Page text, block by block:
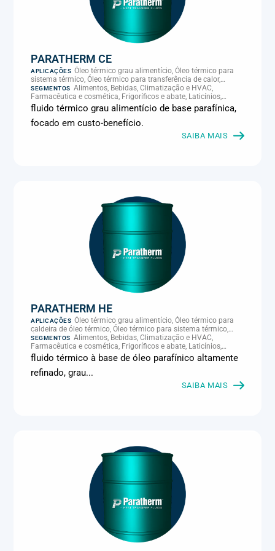
PARATHERM CE
APLICAÇÕES Óleo térmico grau alimentício, Óleo térmico para
sistema térmico, Óleo térmico para transferência de calor,
Transferência térmica
SEGMENTOS Alimentos, Bebidas, Climatização e HVAC,
Farmacêutica e cosmética, Frigoríficos e abate, Laticínios,
Panificação, Plásticos e borracha, Química e petroquímica,
Supermercados e refrigeração comercial
fluido térmico grau alimentício de base parafínica,
focado em custo-benefício.
SAIBA MAIS
PARATHERM HE
APLICAÇÕES Óleo térmico grau alimentício, Óleo térmico para
caldeira de óleo térmico, Óleo térmico para sistema térmico,
Óleo térmico para transferência de calor, Transferência térmica
SEGMENTOS Alimentos, Bebidas, Climatização e HVAC,
Farmacêutica e cosmética, Frigoríficos e abate, Laticínios,
Panificação, Química e petroquímica, Supermercados e
refrigeração comercial
fluido térmico à base de óleo parafínico altamente
refinado, grau...
SAIBA MAIS